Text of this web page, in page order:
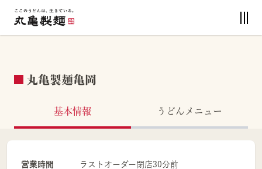
丸亀製麺亀岡
基本情報 うどんメニュー
営業時間 ラストオーダー閉店30分前